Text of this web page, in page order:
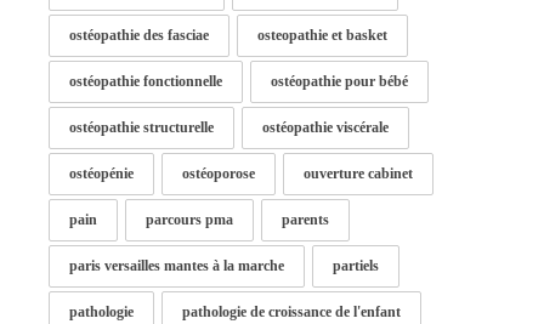
ostéopathie des fasciae osteopathie et basket
ostéopathie fonctionnelle ostéopathie pour bébé
ostéopathie structurelle ostéopathie viscérale
ostéopénie ostéoporose ouverture cabinet
pain parcours pma parents
paris versailles mantes à la marche partiels
pathologie pathologie de croissance de l'enfant